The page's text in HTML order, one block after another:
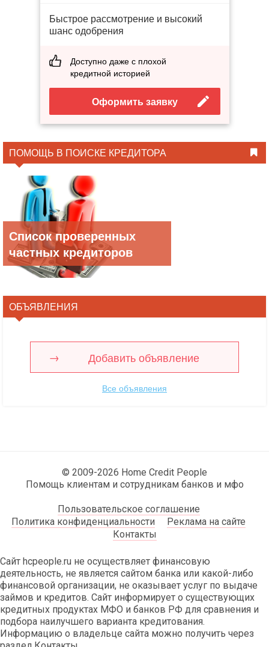
Быстрое рассмотрение и высокий
шанс одобрения
Доступно даже с плохой
кредитной историей
Оформить заявку
ПОМОЩЬ В ПОИСКЕ КРЕДИТОРА
Список проверенных
частных кредиторов
ОБЪЯВЛЕНИЯ
Добавить объявление
Все объявления
© 2009-2026 Home Credit People
Помощь клиентам и сотрудникам банков и мфо
Пользовательское соглашение
Политика конфиденциальности
Реклама на сайте
Контакты
Сайт hcpeople.ru не осуществляет финансовую
деятельность, не является сайтом банка или какой-либо
финансовой организации, не оказывает услуг по выдаче
займов и кредитов. Сайт информирует о существующих
кредитных продуктах МФО и банков РФ для сравнения и
подбора наилучшего варианта кредитования.
Информацию о владельце сайта можно получить через